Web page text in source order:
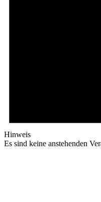
Hinweis
Es sind keine anstehenden